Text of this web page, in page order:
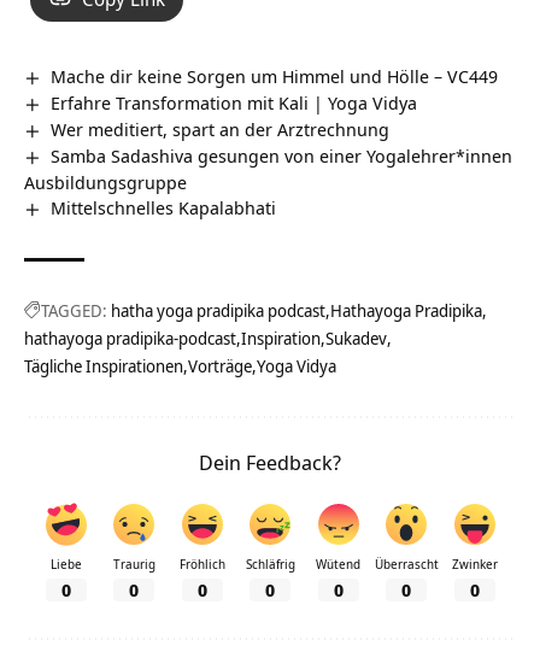
Mache dir keine Sorgen um Himmel und Hölle – VC449
Erfahre Transformation mit Kali | Yoga Vidya
Wer meditiert, spart an der Arztrechnung
Samba Sadashiva gesungen von einer Yogalehrer*innen
Ausbildungsgruppe
Mittelschnelles Kapalabhati
TAGGED: hatha yoga pradipika podcast Hathayoga Pradipika
hathayoga pradipika-podcast Inspiration Sukadev
Tägliche Inspirationen Vorträge Yoga Vidya
Dein Feedback?
Liebe
0
Traurig
0
Fröhlich
0
Schläfrig
0
Wütend
0
Überrascht
0
Zwinker
0